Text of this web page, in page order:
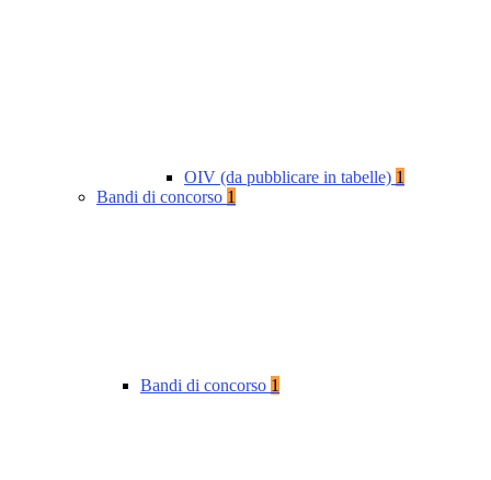
OIV (da pubblicare in tabelle) 1
Bandi di concorso 1
Bandi di concorso 1